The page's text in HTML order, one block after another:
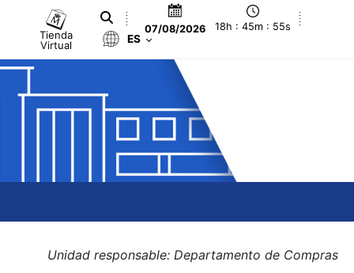
Tienda
Virtual
07/08/2026 18h : 45m : 55s
ES
Unidad responsable: Departamento de Compras